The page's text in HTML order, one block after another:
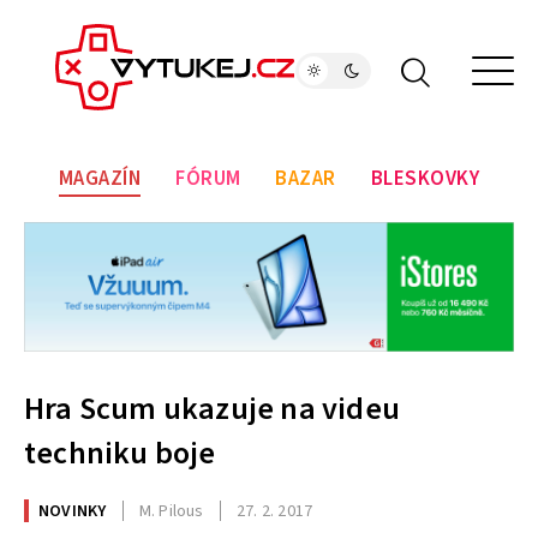
MAGAZÍN FÓRUM BAZAR BLESKOVKY
Hra Scum ukazuje na videu
techniku boje
NOVINKY M. Pilous 27. 2. 2017